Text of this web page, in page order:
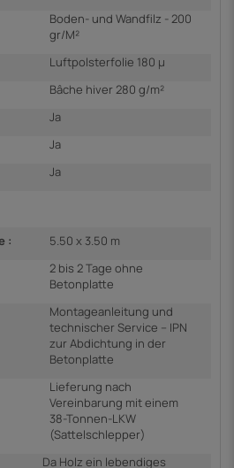
Boden- und Wandfilz - 200
gr/M²
Luftpolsterfolie 180 µ
Bâche hiver 280 g/m²
Ja
Ja
Ja
:
5.50 x 3.50 m
2 bis 2 Tage ohne
Betonplatte
Montageanleitung und
technischer Service – IPN
zur Abdichtung in der
Betonplatte
Lieferung nach
Vereinbarung mit einem
38-Tonnen-LKW
(Sattelschlepper)
Da Holz ein lebendiges